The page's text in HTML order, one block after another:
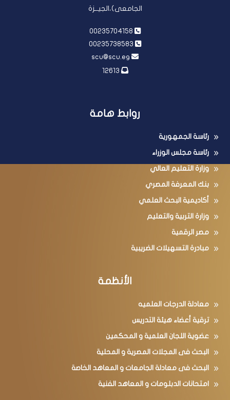
الجامعى)،الجيــزة
روابط هامة
رئاسة الجمهورية
رئاسة مجلس الوزراء
وزارة التعليم العالي
بنك المعرفة المصري
أكاديمية البحث العلمي
وزارة التربية والتعليم
مصر الرقمية
مبادرة التسهيلات الضريبية
الأنظمة
معادلة الدرجات العلميه
ترقية أعضاء هيئة التدريس
عضوية اللجان العلمية و المحكمين
البحث فى المجلات المصرية و المحلية
البحث فى معادلة الجامعات و المعاهد الخاصة
امتحانات الدبلومات و المعاهد الفنية